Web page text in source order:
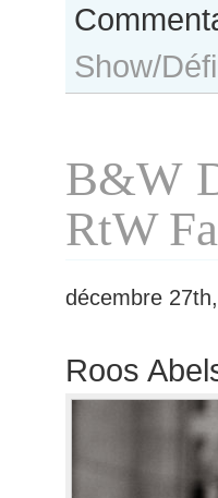
Show/
B&W
RtW
décembre
Roos